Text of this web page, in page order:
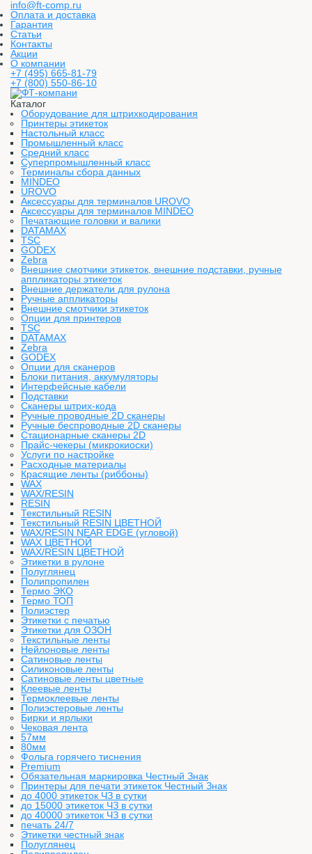
info@ft-comp.ru
Оплата и доставка
Гарантия
Статьи
Контакты
Акции
О компании
+7 (495) 665-81-79
+7 (800) 550-86-10
Каталог
Оборудование для штрихкодирования
Принтеры этикеток
Настольный класс
Промышленный класс
Средний класс
Суперпромышленный класс
Терминалы сбора данных
MINDEO
UROVO
Аксессуары для терминалов UROVO
Аксессуары для терминалов MINDEO
Печатающие головки и валики
DATAMAX
TSC
GODEX
Zebra
Внешние смотчики этикеток, внешние подставки, ручные
аппликаторы этикеток
Внешние держатели для рулона
Ручные аппликаторы
Внешние смотчики этикеток
Опции для принтеров
TSC
DATAMAX
Zebra
GODEX
Опции для сканеров
Блоки питания, аккумуляторы
Интерфейсные кабели
Подставки
Сканеры штрих-кода
Ручные проводные 2D сканеры
Ручные беспроводные 2D сканеры
Стационарные сканеры 2D
Прайс-чекеры (микрокиоски)
Услуги по настройке
Расходные материалы
Красящие ленты (риббоны)
WAX
WAX/RESIN
RESIN
Текстильный RESIN
Текстильный RESIN ЦВЕТНОЙ
WAX/RESIN NEAR EDGE (угловой)
WAX ЦВЕТНОЙ
WAX/RESIN ЦВЕТНОЙ
Этикетки в рулоне
Полуглянец
Полипропилен
Термо ЭКО
Термо ТОП
Полиэстер
Этикетки с печатью
Этикетки для ОЗОН
Текстильные ленты
Нейлоновые ленты
Сатиновые ленты
Силиконовые ленты
Сатиновые ленты цветные
Клеевые ленты
Термоклеевые ленты
Полиэстеровые ленты
Бирки и ярлыки
Чековая лента
57мм
80мм
Фольга горячего тиснения
Premium
Обязательная маркировка Честный Знак
Принтеры для печати этикеток Честный Знак
до 4000 этикеток ЧЗ в сутки
до 15000 этикеток ЧЗ в сутки
до 40000 этикеток ЧЗ в сутки
печать 24/7
Этикетки честный знак
Полуглянец